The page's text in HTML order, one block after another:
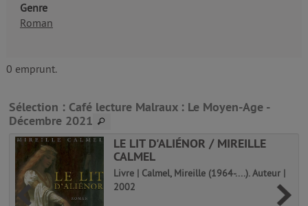
Genre
Roman
0 emprunt.
Sélection : Café lecture Malraux : Le Moyen-Age -
Décembre 2021
LE LIT D'ALIÉNOR / MIREILLE
CALMEL
Livre | Calmel, Mireille (1964-....). Auteur |
2002